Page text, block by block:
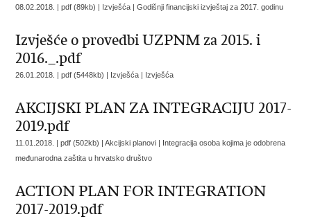
08.02.2018. | pdf (89kb) | Izvješća |Godišnji financijski izvještaj za 2017. godinu
Izvješće o provedbi UZPNM za 2015. i
2016._.pdf
26.01.2018. | pdf (5448kb) | Izvješća | Izvješća
AKCIJSKI PLAN ZA INTEGRACIJU 2017-
2019.pdf
11.01.2018. | pdf (502kb) | Akcijski planovi | Integracija osoba kojima je odobrena
međunarodna zaštita u hrvatsko društvo
ACTION PLAN FOR INTEGRATION
2017-2019.pdf